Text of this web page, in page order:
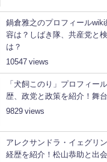
鍋倉雅之のプロフィール
容は？しばき隊、共産党と
は？
10547
「犬飼このり」プロフィー
歴、政党と政策を紹介！舞
9829
アレクサンドラ・イェグリ
経歴を紹介！松山恭助と出